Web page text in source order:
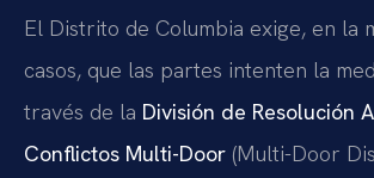
El Distrito de Columbia exige, en la
casos, que las partes intenten la
través de la División de Resolución
Conflictos Multi-Door (Multi-Door